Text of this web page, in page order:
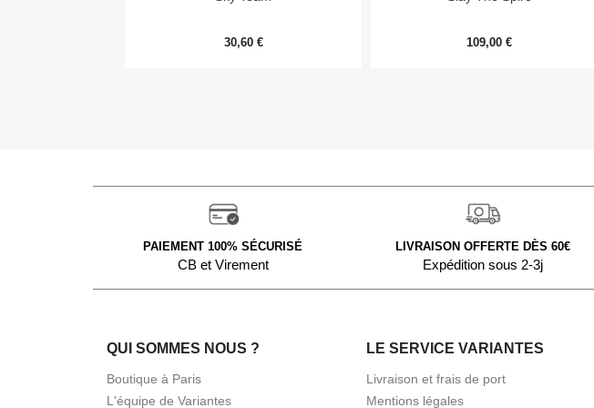
30,60 € 109,00 €
PAIEMENT 100% SÉCURISÉ
CB et Virement
LIVRAISON OFFERTE DÈS 60€
Expédition sous 2-3j
QUI SOMMES NOUS ?
Boutique à Paris
L'équipe de Variantes
LE SERVICE VARIANTES
Livraison et frais de port
Mentions légales